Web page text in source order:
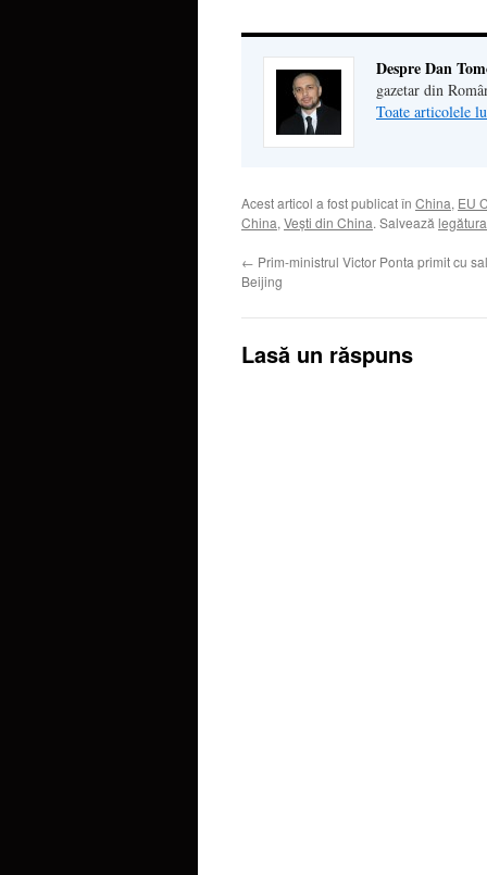
Despre Dan
gazetar din
Toate articolele
Acest articol a fost publicat în China, EU
China, Veşti din China. Salvează
← Prim-ministrul Victor Ponta primit cu
Beijing
Lasă un răspuns